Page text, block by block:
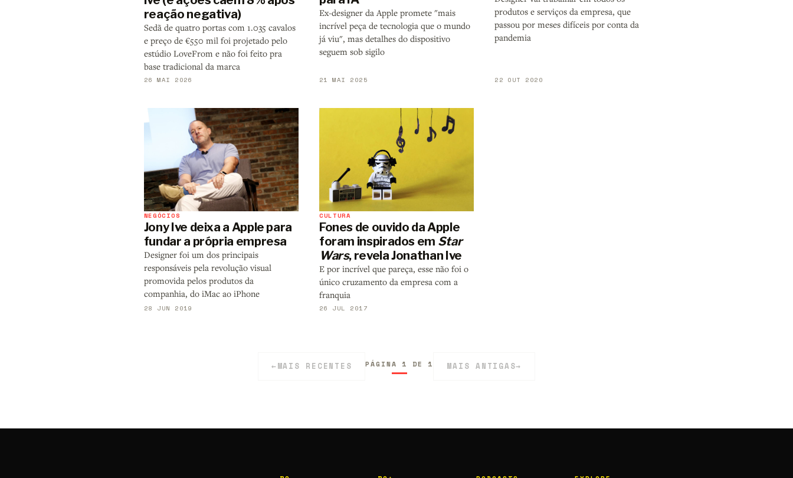
reação negativa)
Sedã de quatro portas com 1.035 cavalos
e preço de €550 mil foi projetado pelo
estúdio LoveFrom e não foi feito pra
base tradicional da marca
26 MAI 2026
Ex-designer da Apple promete "mais
incrível peça de tecnologia que o mundo
já viu", mas detalhes do dispositivo
seguem sob sigilo
21 MAI 2025
produtos e serviços da empresa, que
passou por meses difíceis por conta da
pandemia
22 OUT 2020
NEGÓCIOS
Jony Ive deixa a Apple para
fundar a própria empresa
Designer foi um dos principais
responsáveis pela revolução visual
promovida pelos produtos da
companhia, do iMac ao iPhone
28 JUN 2019
CULTURA
Fones de ouvido da Apple
foram inspirados em Star
Wars, revela Jonathan Ive
E por incrível que pareça, esse não foi o
único cruzamento da empresa com a
franquia
26 JUL 2017
←MAIS RECENTES PÁGINA 1 DE 1 MAIS ANTIGAS→